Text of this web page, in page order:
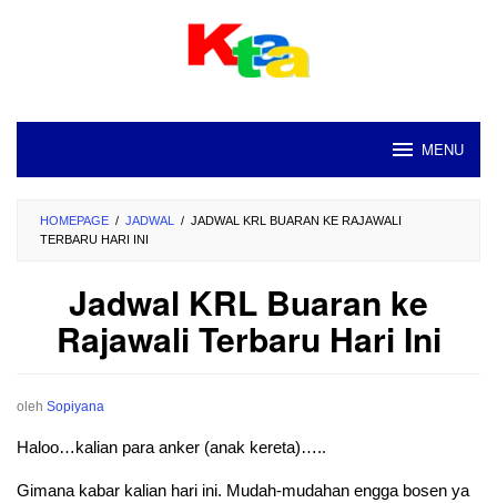
MENU
HOMEPAGE / JADWAL / JADWAL KRL BUARAN KE RAJAWALI
TERBARU HARI INI
Jadwal KRL Buaran ke
Rajawali Terbaru Hari Ini
oleh Sopiyana
Haloo…kalian para anker (anak kereta)…..
Gimana kabar kalian hari ini. Mudah-mudahan engga bosen ya